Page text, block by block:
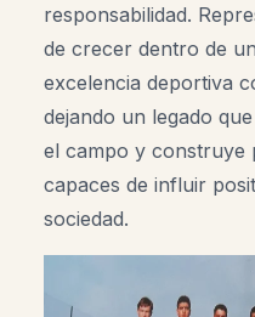
responsabilidad.
de crecer dentro de
excelencia deportiva
dejando un legado
el campo y construye
capaces de influir
sociedad.